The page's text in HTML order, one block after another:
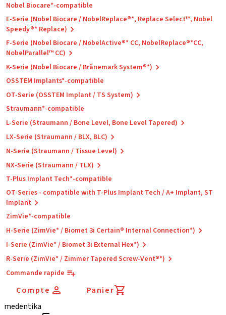
Nobel Biocare*-compatible
E-Serie (Nobel Biocare / NobelReplace®*, Replace Select™, Nobel
Speedy®* Replace)
F-Serie (Nobel Biocare / NobelActive®* CC, NobelReplace®*CC,
NobelParallel™ CC)
K-Serie (Nobel Biocare / Brånemark System®*)
OSSTEM Implants*-compatible
OT-Serie (OSSTEM Implant / TS System)
Straumann*-compatible
L-Serie (Straumann / Bone Level, Bone Level Tapered)
LX-Serie (Straumann / BLX, BLC)
N-Serie (Straumann / Tissue Level)
NX-Serie (Straumann / TLX)
T-Plus Implant Tech*-compatible
OT-Series - compatible with T-Plus Implant Tech / A+ Implant, ST
Implant
ZimVie*-compatible
H-Serie (ZimVie* / Biomet 3i Certain® Internal Connection*)
I-Serie (ZimVie* / Biomet 3i External Hex*)
R-Serie (ZimVie* / Zimmer Tapered Screw-Vent®*)
Commande rapide
Compte
Panier
medentika